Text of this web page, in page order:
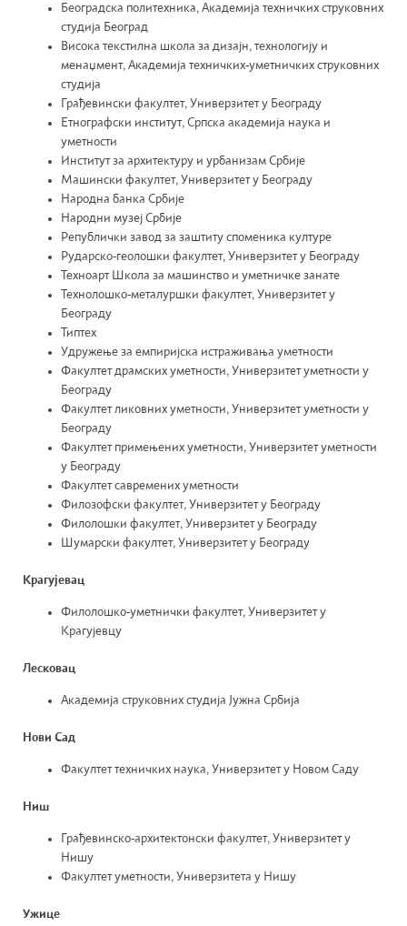
Београдска политехника, Академија техничких струковних
студија Београд
Висока текстилна школа за дизајн, технологију и
менаџмент, Академија техничких-уметничких струковних
студија
Грађевински факултет, Универзитет у Београду
Етнографски институт, Српска академија наука и
уметности
Институт за архитектуру и урбанизам Србије
Машински факултет, Универзитет у Београду
Народна банка Србије
Народни музеј Србије
Републички завод за заштиту споменика културе
Рударско-геолошки факултет, Универзитет у Београду
Техноарт Школа за машинство и уметничке занате
Технолошко-металуршки факултет, Универзитет у
Београду
Типтех
Удружење за емпиријска истраживања уметности
Факултет драмских уметности, Универзитет уметности у
Београду
Факултет ликовних уметности, Универзитет уметности у
Београду
Факултет примењених уметности, Универзитет уметности
у Београду
Факултет савремених уметности
Филозофски факултет, Универзитет у Београду
Филолошки факултет, Универзитет у Београду
Шумарски факултет, Универзитет у Београду
Крагујевац
Филолошко-уметнички факултет, Универзитет у
Крагујевцу
Лесковац
Академија струковних студија Јужна Србија
Нови Сад
Факултет техничких наука, Универзитет у Новом Саду
Ниш
Грађевинско-архитектонски факултет, Универзитет у
Нишу
Факултет уметности, Универзитета у Нишу
Ужице